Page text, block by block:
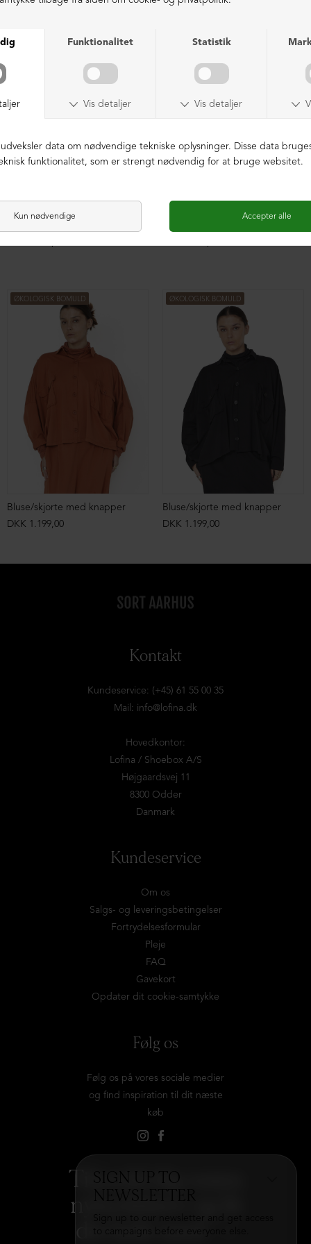
SIGN UP TO
DKK 1.599,00
Oversize bluse med plisse
DKK 1.599,00
ØKOLOGISK BOMULD
Bluse/skjorte med knapper
DKK 1.199,00
ØKOLOGISK BOMULD
Bluse/skjorte med knapper
DKK 1.199,00
Kontakt
Kundeservice: (+45) 61 55 00 35
Mail: info@lofina.dk
Hovedkontor:
Lofina / Shoebox A/S
Højgaardsvej 11
8300 Odder
Danmark
Kundeservice
Om os
Salgs- og leveringsbetingelser
Fortrydelsesformular
Pleje
FAQ
Gavekort
Opdater dit cookie-samtykke
Følg os
Følg os på vores sociale medier
og find inspiration til dit næste
køb
Tilmeld dig vores
nyhedsbrev og få